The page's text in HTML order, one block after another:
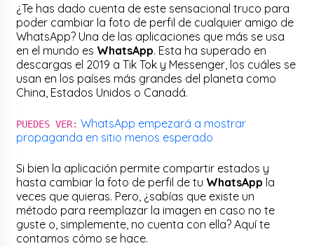
¿Te has dado cuenta de este sensacional truco para
poder cambiar la foto de perfil de cualquier amigo de
WhatsApp? Una de las aplicaciones que más se usa
en el mundo es WhatsApp. Esta ha superado en
descargas el 2019 a Tik Tok y Messenger, los cuáles se
usan en los países más grandes del planeta como
China, Estados Unidos o Canadá.
PUEDES VER: WhatsApp empezará a mostrar
propaganda en sitio menos esperado
Si bien la aplicación permite compartir estados y
hasta cambiar la foto de perfil de tu WhatsApp la
veces que quieras. Pero, ¿sabías que existe un
método para reemplazar la imagen en caso no te
guste o, simplemente, no cuenta con ella? Aquí te
contamos cómo se hace.